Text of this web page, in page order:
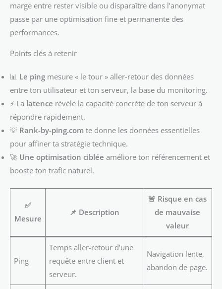
marge entre rester visible ou disparaître dans l’anonymat
passe par une optimisation fine et permanente des
performances.
Points clés à retenir
📊 Le ping mesure « le tour » aller-retour des données
entre ton utilisateur et ton serveur, la base du monitoring.
⚡ La latence révèle la capacité concrète de ton serveur à
répondre rapidement.
💡 Rank-by-ping.com te donne les données essentielles
pour affiner ta stratégie technique.
🚀 Une optimisation ciblée améliore ton référencement et
booste ton trafic naturel.
✅
Mesure
📌 Description
🚨 Risque en cas
de mauvaise
valeur
Ping
Temps aller-retour d’une
requête entre client et
serveur.
Navigation lente,
abandon de page.